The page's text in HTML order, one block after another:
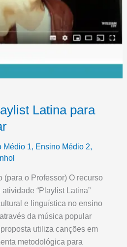
Latina para
Médio 1, Ensino Médio 2,
(para o Professor) O recurso
“Playlist Latina”
e linguística no ensino
da música popular
utiliza canções em
metodológica para